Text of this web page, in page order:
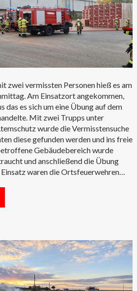
zwei vermissten Personen hieß es am
Am Einsatzort angekommen,
das es sich um eine Übung auf dem
Mit zwei Trupps unter
wurde die Vermisstensuche
diese gefunden werden und ins freie
Gebäudebereich wurde
und anschließend die Übung
waren die Ortsfeuerwehren…